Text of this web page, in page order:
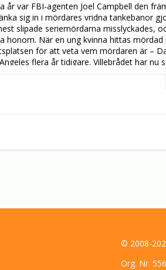
år var FBI-agenten Joel Campbell den
sig in i mördares vridna tankebanor
slipade seriemördarna misslyckades,
honom. När en ung kvinna hittas
för att veta vem mördaren är –
flera år tidigare. Villebrådet har
kväll. Campbell dras på nytt in i sin
© 2008-
Org. Nr.